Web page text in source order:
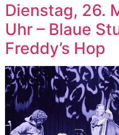
Dienstag, 26.
Uhr – Blaue
Freddy’s Hop